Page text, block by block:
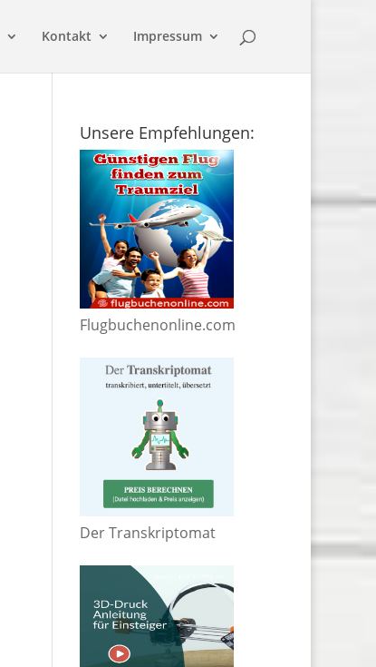
Kontakt Impressum
Unsere Empfehlungen:
Flugbuchenonline.com
Der Transkriptomat